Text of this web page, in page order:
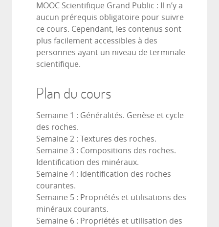
MOOC Scientifique Grand Public : Il n’y a
aucun prérequis obligatoire pour suivre
ce cours. Cependant, les contenus sont
plus facilement accessibles à des
personnes ayant un niveau de terminale
scientifique.
Plan du cours
Semaine 1 : Généralités. Genèse et cycle
des roches.
Semaine 2 : Textures des roches.
Semaine 3 : Compositions des roches.
Identification des minéraux.
Semaine 4 : Identification des roches
courantes.
Semaine 5 : Propriétés et utilisations des
minéraux courants.
Semaine 6 : Propriétés et utilisation des